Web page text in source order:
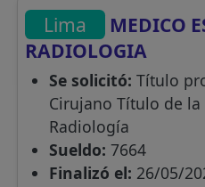
Lima
MEDICO
RADIOLOGIA
Se solicitó: Título
Cirujano Título de la
Radiología
Sueldo: 7664
Finalizó el: 26/05/